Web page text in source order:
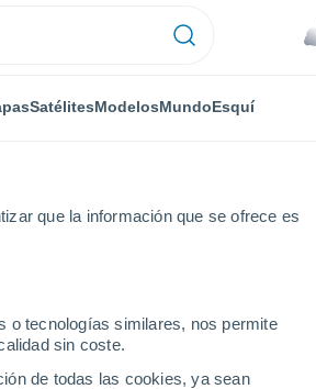
que la información que se ofrece es
o tecnologías similares, nos permite
sin coste.
de todas las cookies, ya sean
SatélitesModelosMundoEsquí